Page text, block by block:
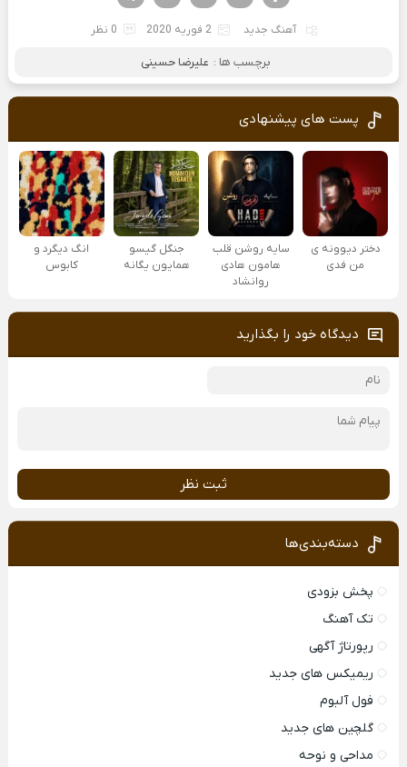
آهنگ جدید 2 فوریه 2020 0 نظر
برچسب ها : علیرضا حسینی
پست های پیشنهادی
دختر دیوونه ی
من فدی
سایه روشن قلب
هامون هادی
روانشاد
جنگل گیسو
همایون یگانه
انگ دیگرد و
کابوس
دیدگاه خود را بگذارید
ثبت نظر
دسته‌بندی‌ها
پخش بزودی
تک آهنگ
رپورتاژ آگهی
ریمیکس های جدید
فول آلبوم
گلچین های جدید
مداحی و نوحه